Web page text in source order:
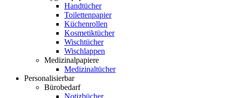
Handtücher
Toilettenpapier
Küchenrollen
Kosmetiktücher
Wischtücher
Wischlappen
Medizinalpapiere
Medizinaltücher
Personalisierbar
Bürobedarf